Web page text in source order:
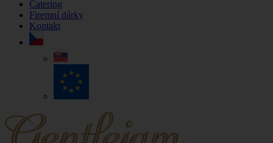
Catering
Firemní dárky
Kontakt